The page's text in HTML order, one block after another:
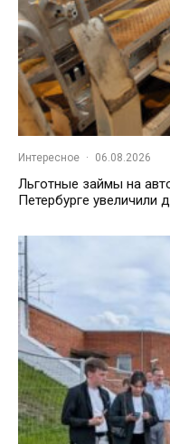
Интересное · 06.08.2026
Льготные займы на
Петербурге увеличили